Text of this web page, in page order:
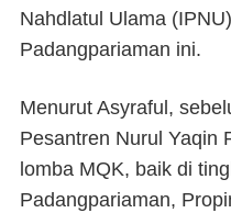
Nahdlatul Ulama
Padangpariaman ini.
Menurut Asyraful,
Pesantren Nurul Yaqin
lomba MQK, baik di
Padangpariaman,